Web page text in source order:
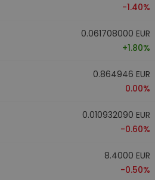
-1.40%
0.061708000 EUR
+1.80%
0.864946 EUR
0.00%
0.010932090 EUR
-0.60%
8.4000 EUR
-0.50%